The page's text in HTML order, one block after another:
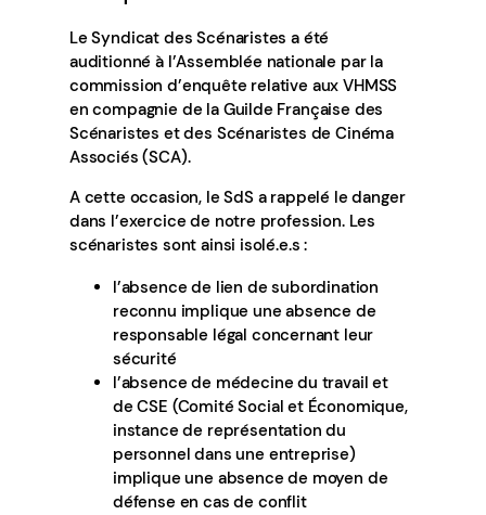
Le Syndicat des Scénaristes a été
auditionné à l’Assemblée nationale par la
commission d’enquête relative aux VHMSS
en compagnie de la Guilde Française des
Scénaristes et des Scénaristes de Cinéma
Associés (SCA).
A cette occasion, le SdS a rappelé le danger
dans l’exercice de notre profession. Les
scénaristes sont ainsi isolé.e.s :
l’absence de lien de subordination
reconnu implique une absence de
responsable légal concernant leur
sécurité
l’absence de médecine du travail et
de CSE (Comité Social et Économique,
instance de représentation du
personnel dans une entreprise)
implique une absence de moyen de
défense en cas de conflit